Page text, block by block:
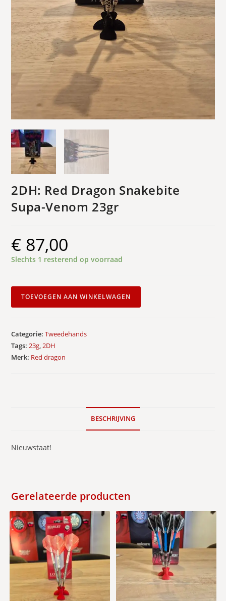
2DH: Red Dragon Snakebite
Supa-Venom 23gr
€ 87,00
Slechts 1 resterend op voorraad
2DH:
Red
Snakebite
Supa-
Venom
TOEVOEGEN AAN WINKELWAGEN
Categorie:Tweedehands
Tags:23g,2DH
Merk: Red dragon
BESCHRIJVING
Nieuwstaat!
Gerelateerde producten